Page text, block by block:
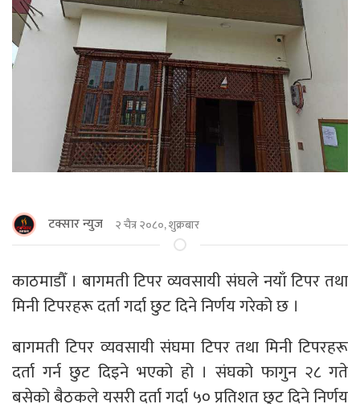
टक्सार न्युज २ चैत्र २०८०, शुक्रबार
काठमाडौँ । बागमती टिपर व्यवसायी संघले नयाँ टिपर तथा
मिनी टिपरहरू दर्ता गर्दा छुट दिने निर्णय गरेको छ ।
बागमती टिपर व्यवसायी संघमा टिपर तथा मिनी टिपरहरू
दर्ता गर्न छुट दिइने भएको हो । संघको फागुन २८ गते
बसेको बैठकले यसरी दर्ता गर्दा ५० प्रतिशत छुट दिने निर्णय